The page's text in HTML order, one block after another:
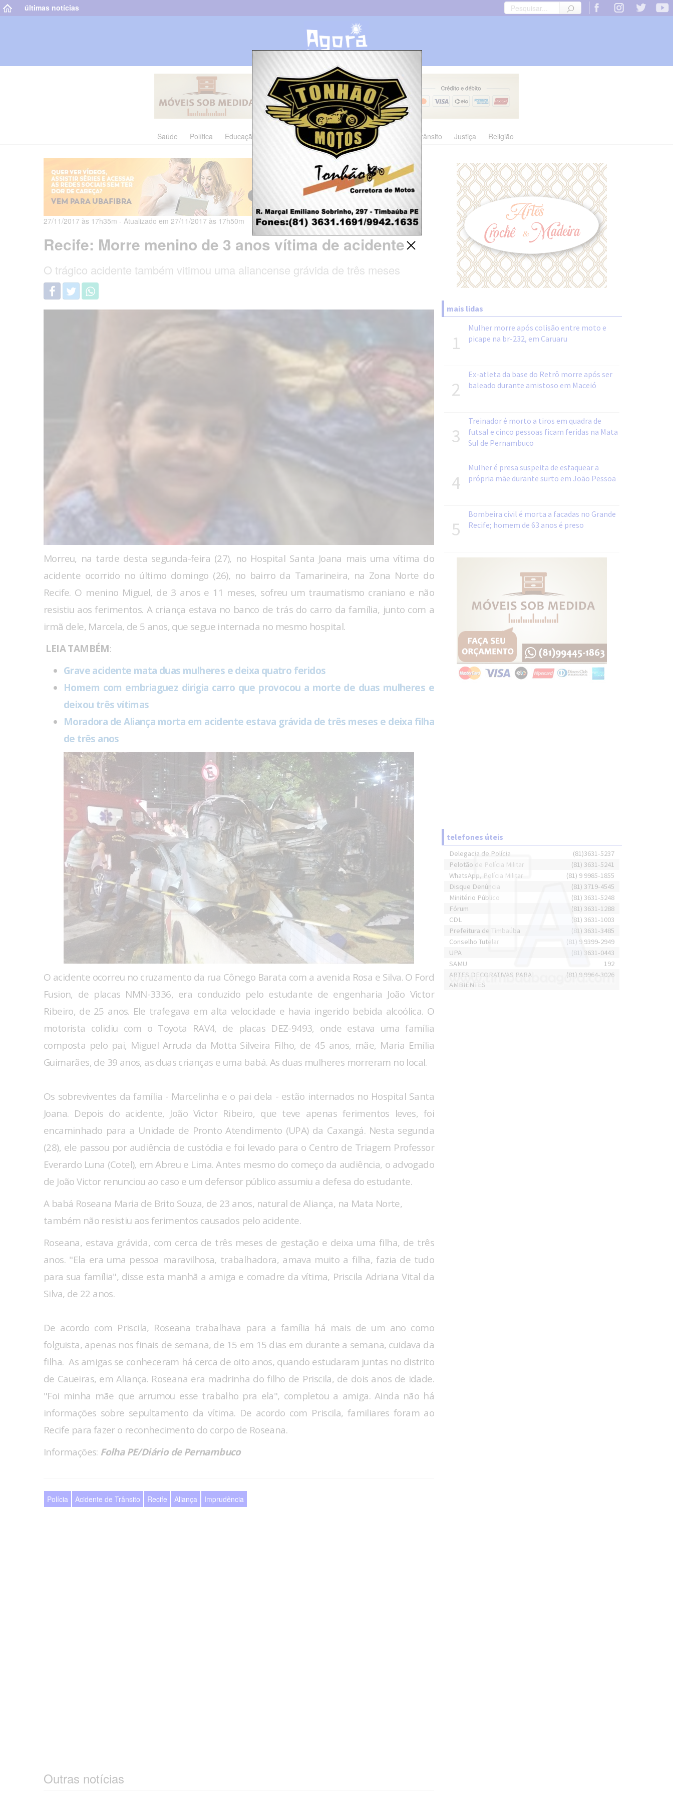
últimas notícias
Saúde Política Educação Cultura Polícia Economia Trânsito Justiça Religião
27/11/2017 às 17h35m - Atualizado em 27/11/2017 às 17h50m
Recife: Morre menino de 3 anos vítima de acidente
O trágico acidente também vitimou uma aliancense grávida de três meses
Morreu, na tarde desta segunda-feira (27), no Hospital Santa Joana mais uma vítima do
acidente ocorrido no último domingo (26), no bairro da Tamarineira, na Zona Norte do
Recife. O menino Miguel, de 3 anos e 11 meses, sofreu um traumatismo craniano e não
resistiu aos ferimentos. A criança estava no banco de trás do carro da família, junto com a
irmã dele, Marcela, de 5 anos, que segue internada no mesmo hospital.
LEIA TAMBÉM:
Grave acidente mata duas mulheres e deixa quatro feridos
Homem com embriaguez dirigia carro que provocou a morte de duas mulheres e
deixou três vítimas
Moradora de Aliança morta em acidente estava grávida de três meses e deixa filha
de três anos
O acidente ocorreu no cruzamento da rua Cônego Barata com a avenida Rosa e Silva. O Ford
Fusion, de placas NMN-3336, era conduzido pelo estudante de engenharia João Victor
Ribeiro, de 25 anos. Ele trafegava em alta velocidade e havia ingerido bebida alcoólica. O
motorista colidiu com o Toyota RAV4, de placas DEZ-9493, onde estava uma família
composta pelo pai, Miguel Arruda da Motta Silveira Filho, de 45 anos, mãe, Maria Emília
Guimarães, de 39 anos, as duas crianças e uma babá. As duas mulheres morreram no local.
Os sobreviventes da família - Marcelinha e o pai dela - estão internados no Hospital Santa
Joana. Depois do acidente, João Victor Ribeiro, que teve apenas ferimentos leves, foi
encaminhado para a Unidade de Pronto Atendimento (UPA) da Caxangá. Nesta segunda
(28), ele passou por audiência de custódia e foi levado para o Centro de Triagem Professor
Everardo Luna (Cotel), em Abreu e Lima. Antes mesmo do começo da audiência, o advogado
de João Victor renunciou ao caso e um defensor público assumiu a defesa do estudante.
A babá Roseana Maria de Brito Souza, de 23 anos, natural de Aliança, na Mata Norte,
também não resistiu aos ferimentos causados pelo acidente.
Roseana, estava grávida, com cerca de três meses de gestação e deixa uma filha, de três
anos. "Ela era uma pessoa maravilhosa, trabalhadora, amava muito a filha, fazia de tudo
para sua família", disse esta manhã a amiga e comadre da vítima, Priscila Adriana Vital da
Silva, de 22 anos.
De acordo com Priscila, Roseana trabalhava para a família há mais de um ano como
folguista, apenas nos finais de semana, de 15 em 15 dias em durante a semana, cuidava da
filha. As amigas se conheceram há cerca de oito anos, quando estudaram juntas no distrito
de Caueiras, em Aliança. Roseana era madrinha do filho de Priscila, de dois anos de idade.
"Foi minha mãe que arrumou esse trabalho pra ela", completou a amiga. Ainda não há
informações sobre sepultamento da vítima. De acordo com Priscila, familiares foram ao
Recife para fazer o reconhecimento do corpo de Roseana.
Informações: Folha PE/Diário de Pernambuco
Polícia Acidente de Trânsito Recife Aliança Imprudência
Outras notícias
mais lidas
1
Mulher morre após colisão entre moto e
picape na br-232, em Caruaru
2
Ex-atleta da base do Retrô morre após ser
baleado durante amistoso em Maceió
3
Treinador é morto a tiros em quadra de
futsal e cinco pessoas ficam feridas na Mata
Sul de Pernambuco
4
Mulher é presa suspeita de esfaquear a
própria mãe durante surto em João Pessoa
5
Bombeira civil é morta a facadas no Grande
Recife; homem de 63 anos é preso
telefones úteis
Delegacia de Polícia
(81)3631-5237
Pelotão de Polícia Militar
(81) 3631-5241
WhatsApp, Polícia Militar
(81) 9 9985-1855
Disque Denúncia
(81) 3719-4545
Minitério Público
(81) 3631-5248
Fórum
(81) 3631-1288
CDL
(81) 3631-1003
Prefeitura de Timbaúba
(81) 3631-3485
Conselho Tutelar
(81) 9 9399-2949
UPA
(81) 3631-0443
SAMU
192
ARTES DECORATIVAS PARA
AMBIENTES
(81) 9 9964-3026